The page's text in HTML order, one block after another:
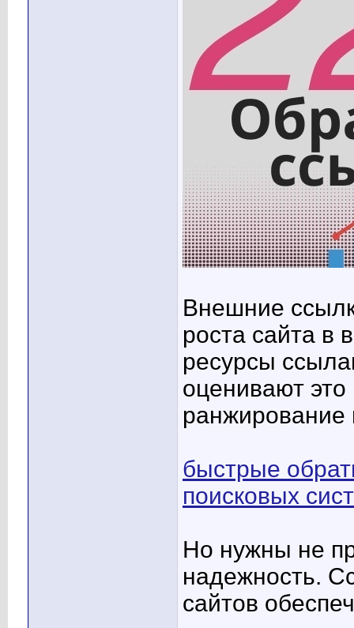
Внешние
роста сайта в
ресурсы
оценивают
ранжирование
быстрые
поисковых
Но нужны не
надежность.
сайтов